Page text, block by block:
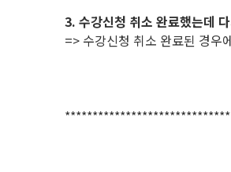
3. 수강신청 취소 완료했는데
=> 수강신청 취소 완료된 경우